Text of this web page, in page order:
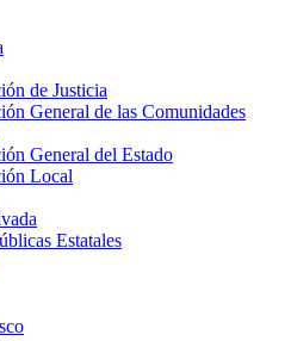
de Justicia
General de las Comunidades
General del Estado
Local
Estatales